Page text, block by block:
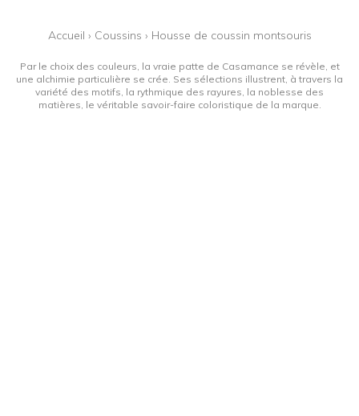
Accueil › Coussins › Housse de coussin montsouris
Par le choix des couleurs, la vraie patte de Casamance se révèle, et
une alchimie particulière se crée. Ses sélections illustrent, à travers la
variété des motifs, la rythmique des rayures, la noblesse des
matières, le véritable savoir-faire coloristique de la marque.